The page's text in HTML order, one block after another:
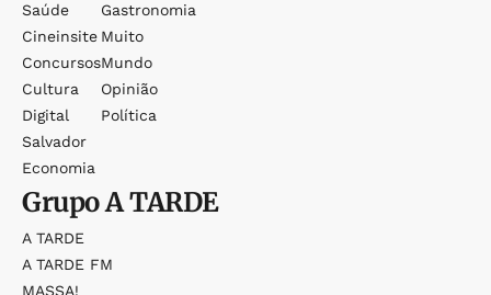
Saúde
Cineinsite
Concursos
Cultura
Digital
Salvador
Economia
Gastronomia
Muito
Mundo
Opinião
Política
GrupoA TARDE
A TARDE
A TARDE FM
MASSA!